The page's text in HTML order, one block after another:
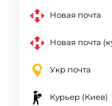
Новая почта
Новая почта
Укр почта
Курьер (Киев)